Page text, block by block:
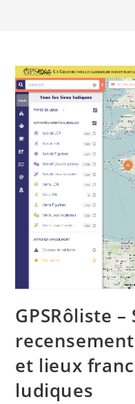
GPSRôliste
et lieux
ludiques